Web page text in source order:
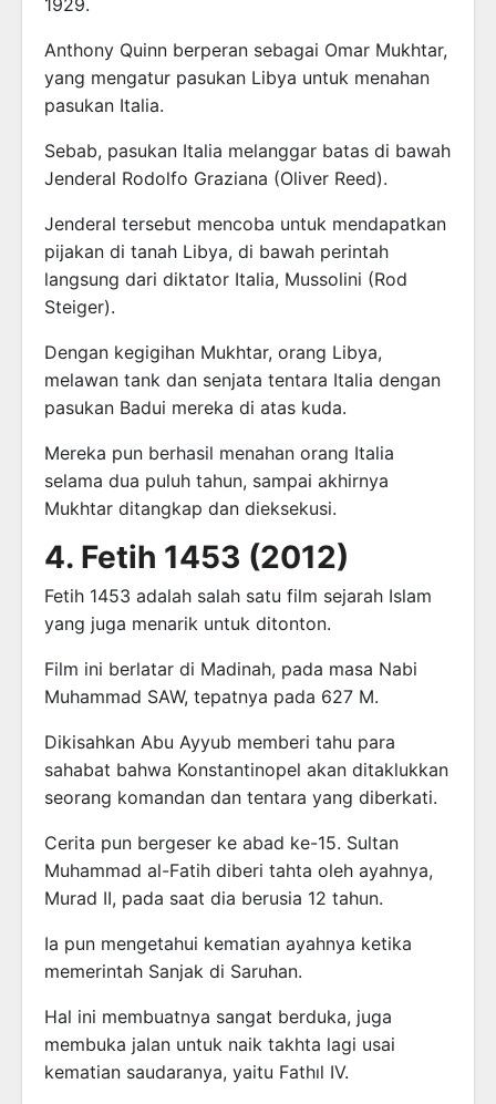
Anthony Quinn berperan sebagai Omar Mukhtar,
yang mengatur pasukan Libya untuk menahan
pasukan Italia.
Sebab, pasukan Italia melanggar batas di bawah
Jenderal Rodolfo Graziana (Oliver Reed).
Jenderal tersebut mencoba untuk mendapatkan
pijakan di tanah Libya, di bawah perintah
langsung dari diktator Italia, Mussolini (Rod
Steiger).
Dengan kegigihan Mukhtar, orang Libya,
melawan tank dan senjata tentara Italia dengan
pasukan Badui mereka di atas kuda.
Mereka pun berhasil menahan orang Italia
selama dua puluh tahun, sampai akhirnya
Mukhtar ditangkap dan dieksekusi.
4. Fetih 1453 (2012)
Fetih 1453 adalah salah satu film sejarah Islam
yang juga menarik untuk ditonton.
Film ini berlatar di Madinah, pada masa Nabi
Muhammad SAW, tepatnya pada 627 M.
Dikisahkan Abu Ayyub memberi tahu para
sahabat bahwa Konstantinopel akan ditaklukkan
seorang komandan dan tentara yang diberkati.
Cerita pun bergeser ke abad ke-15. Sultan
Muhammad al-Fatih diberi tahta oleh ayahnya,
Murad II, pada saat dia berusia 12 tahun.
Ia pun mengetahui kematian ayahnya ketika
memerintah Sanjak di Saruhan.
Hal ini membuatnya sangat berduka, juga
membuka jalan untuk naik takhta lagi usai
kematian saudaranya, yaitu Fathıl IV.